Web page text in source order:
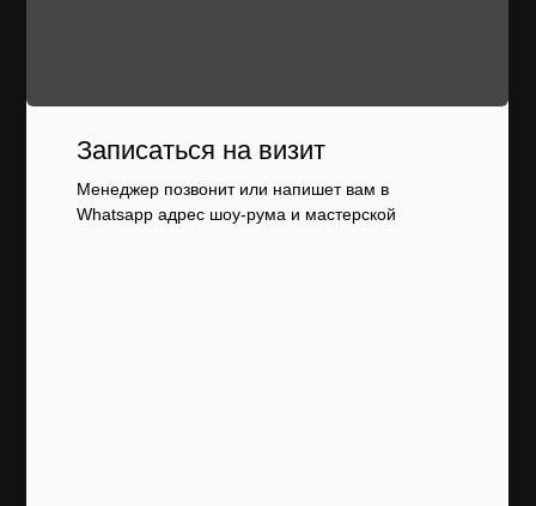
Записаться на визит
Менеджер позвонит или напишет вам в
Whatsapp адрес шоу-рума и мастерской